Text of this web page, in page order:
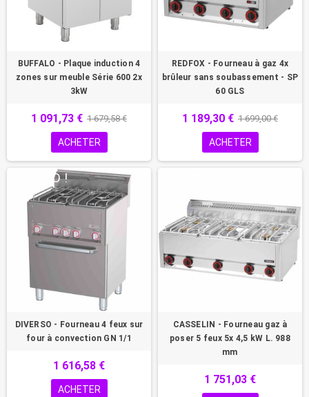
BUFFALO - Plaque induction 4
zones sur meuble Série 600 2x
3kW
1 091,73 € 1 679,58 €
ACHETER
REDFOX - Fourneau à gaz 4x
brûleur sans soubassement - SP
60 GLS
1 189,30 € 1 699,00 €
ACHETER
PROMO !
DIVERSO - Fourneau 4 feux sur
four à convection GN 1/1
1 616,58 €
ACHETER
CASSELIN - Fourneau gaz à
poser 5 feux 5x 4,5 kW L. 988
mm
1 751,03 €